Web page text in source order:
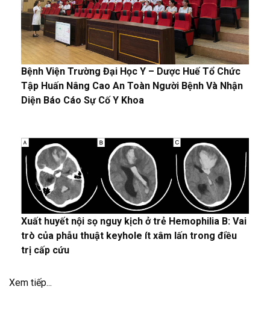
Bệnh Viện Trường Đại Học Y – Dược Huế Tổ Chức
Tập Huấn Nâng Cao An Toàn Người Bệnh Và Nhận
Diện Báo Cáo Sự Cố Y Khoa
Xuất huyết nội sọ nguy kịch ở trẻ Hemophilia B: Vai
trò của phẫu thuật keyhole ít xâm lấn trong điều
trị cấp cứu
Xem tiếp...